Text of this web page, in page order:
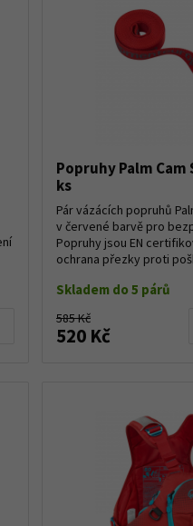
Popruhy Palm Cam
ks
Pár vázácích popruhů
v červené barvě pro
Popruhy jsou EN
ochrana přezky proti
Skladem do 5 párů
585 Kč
520 Kč